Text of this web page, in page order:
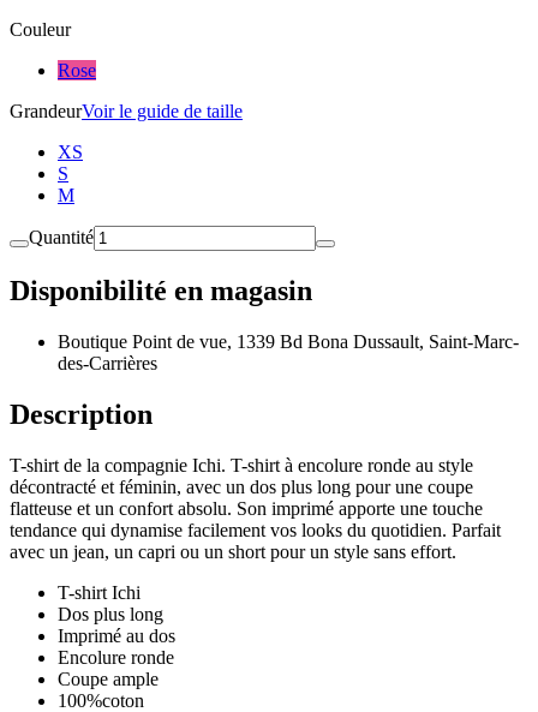
Couleur
Rose
GrandeurVoir le guide de taille
XS
S
M
Quantité
Disponibilité en magasin
Boutique Point de vue, 1339 Bd Bona Dussault, Saint-Marc-
des-Carrières
Description
T-shirt de la compagnie Ichi. T-shirt à encolure ronde au style
décontracté et féminin, avec un dos plus long pour une coupe
flatteuse et un confort absolu. Son imprimé apporte une touche
tendance qui dynamise facilement vos looks du quotidien. Parfait
avec un jean, un capri ou un short pour un style sans effort.
T-shirt Ichi
Dos plus long
Imprimé au dos
Encolure ronde
Coupe ample
100%coton